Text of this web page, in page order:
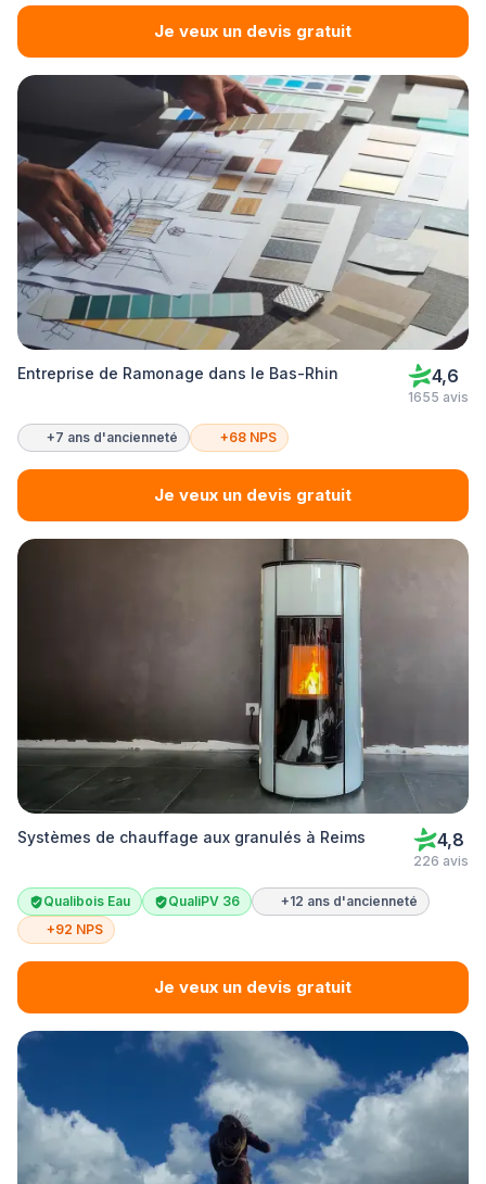
Je veux un devis gratuit
Entreprise de Ramonage dans le Bas-Rhin 4,6
1655 avis
+7 ans d'ancienneté +68 NPS
Je veux un devis gratuit
Systèmes de chauffage aux granulés à Reims 4,8
226 avis
Qualibois Eau QualiPV 36
+12 ans d'ancienneté
+92 NPS
Je veux un devis gratuit